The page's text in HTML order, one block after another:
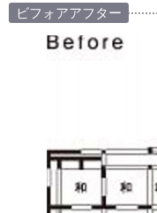
ビフォアアフター